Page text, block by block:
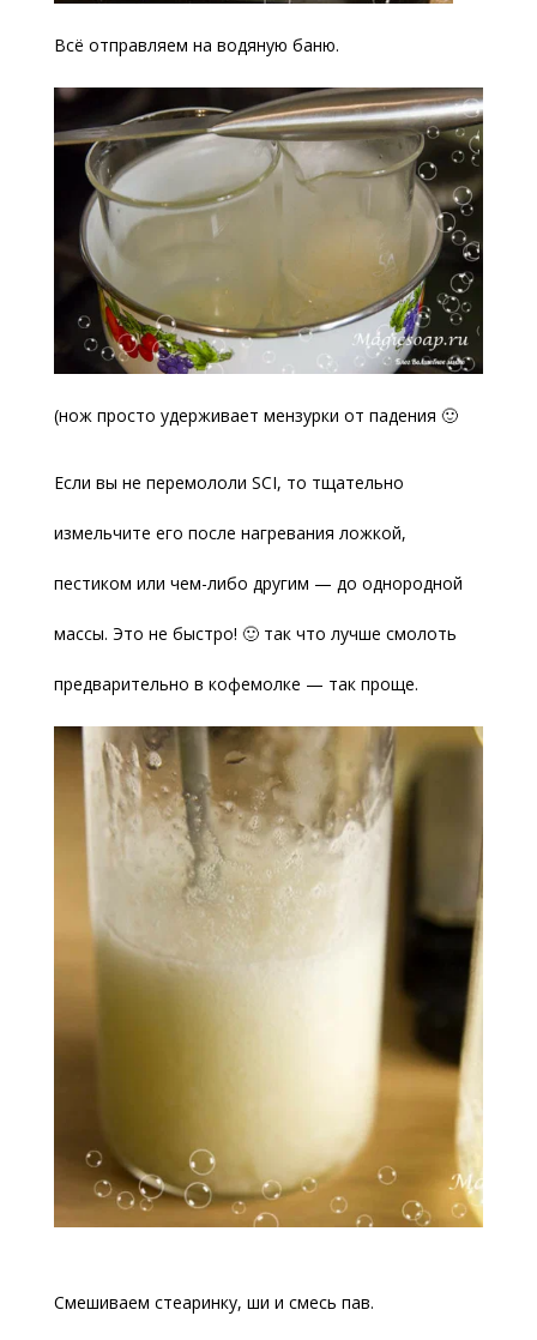
Всё отправляем на водяную баню.
(нож просто удерживает мензурки от падения 🙂
Если вы не перемололи SCI, то тщательно
измельчите его после нагревания ложкой,
пестиком или чем-либо другим — до однородной
массы. Это не быстро! 🙂 так что лучше смолоть
предварительно в кофемолке — так проще.
Смешиваем стеаринку, ши и смесь пав.